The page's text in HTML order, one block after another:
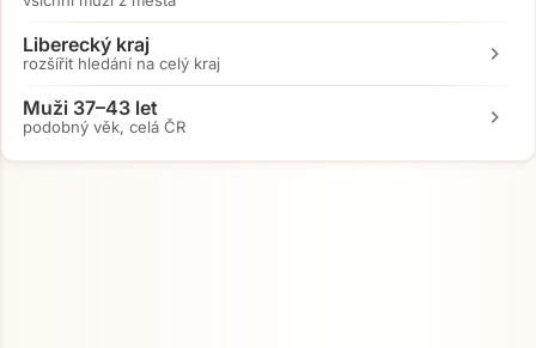
Liberecký kraj
rozšířit hledání na celý kraj chevron_right
Muži 37–43 let
podobný věk, celá ČR chevron_right